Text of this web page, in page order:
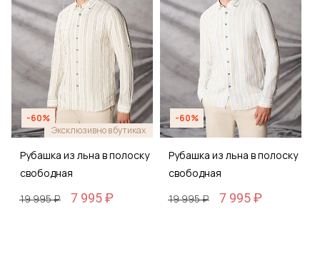
-60%
Эксклюзивно в бутиках
Рубашка из льна в полоску
свободная
19 995 ₽
7 995 ₽
-60%
Рубашка из льна в полоску
свободная
19 995 ₽
7 995 ₽